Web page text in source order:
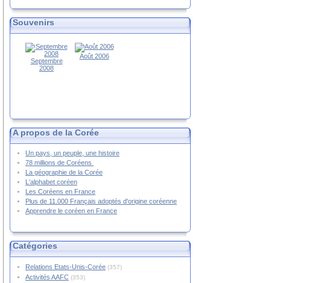
Souvenirs
Septembre
2008
Août 2006
A propos de la Corée
Un pays, un peuple, une histoire
78 millions de Coréens
La géographie de la Corée
L'alphabet coréen
Les Coréens en France
Plus de 11.000 Français adoptés d'origine coréenne
Apprendre le coréen en France
Catégories
Relations Etats-Unis-Corée (357)
Activités AAFC (353)